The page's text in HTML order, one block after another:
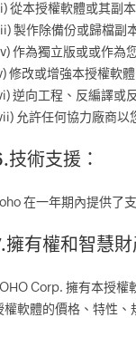
從本授權軟體或其副
製作除備份或歸檔副
作為獨立版或或作為
修改或增強本授權軟體
逆向工程、反編譯或
允許任何協力廠商以
技術支援：
在一年期內提供了
擁有權和智慧財
Corp. 擁有本授權
權軟體的價格、特性、